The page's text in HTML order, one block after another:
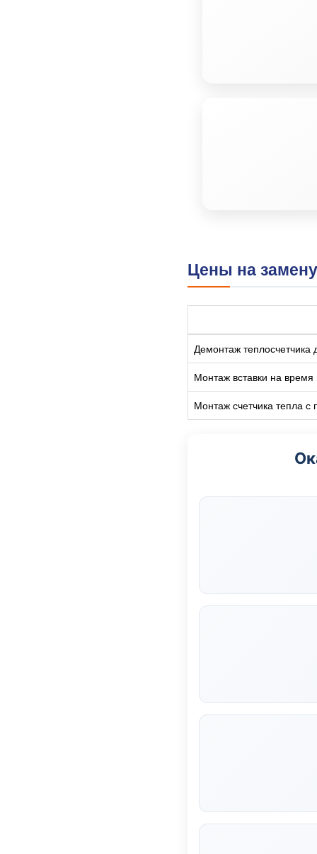
Цены на
Демонтаж теплосчетчика
Монтаж вставки на время
Монтаж счетчика тепла